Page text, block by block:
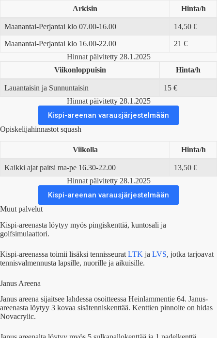
Arkisin Hinta/h
Maanantai-Perjantai klo 07.00-16.00 14,50 €
Maanantai-Perjantai klo 16.00-22.00
21 €
Hinnat päivitetty 28.1.2025
Viikonloppuisin
Hinta/h
Lauantaisin ja Sunnuntaisin
15 €
Hinnat päivitetty 28.1.2025
Kispi-areenan varausjärjestelmään
Opiskelijahinnastot squash
Viikolla Hinta/h
Kaikki ajat paitsi ma-pe 16.30-22.00
13,50 €
Hinnat päivitetty 28.1.2025
Kispi-areenan varausjärjestelmään
Muut palvelut
Kispi-areenasta löytyy myös pingiskenttiä, kuntosali ja
golfsimulaattori.
Kispi-areenassa toimii lisäksi tennisseurat LTK ja LVS, jotka tarjoavat
tennisvalmennusta lapsille, nuorille ja aikuisille.
Janus Areena
Janus areena sijaitsee lahdessa osoitteessa Heinlammentie 64. Janus-
areenasta löytyy 3 kovaa sisätenniskenttää. Kenttien pinnoite on hidas
Novacrylic.